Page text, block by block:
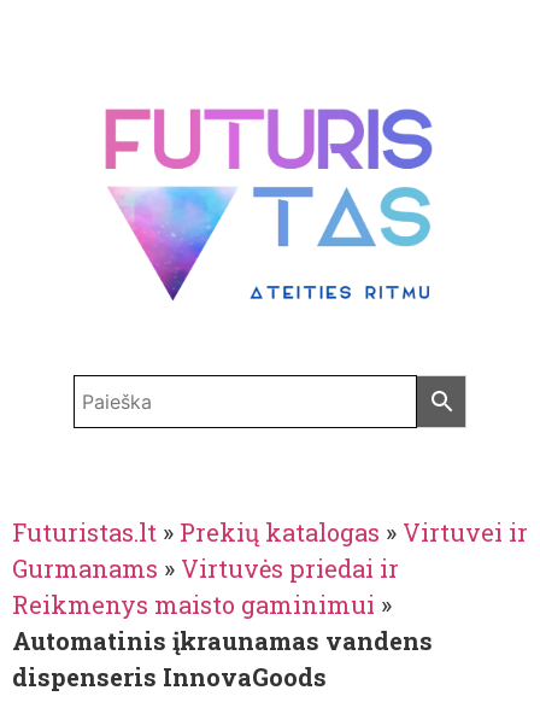
Futuristas.lt » Prekių katalogas » Virtuvei ir
Gurmanams » Virtuvės priedai ir
Reikmenys maisto gaminimui »
Automatinis įkraunamas vandens
dispenseris InnovaGoods